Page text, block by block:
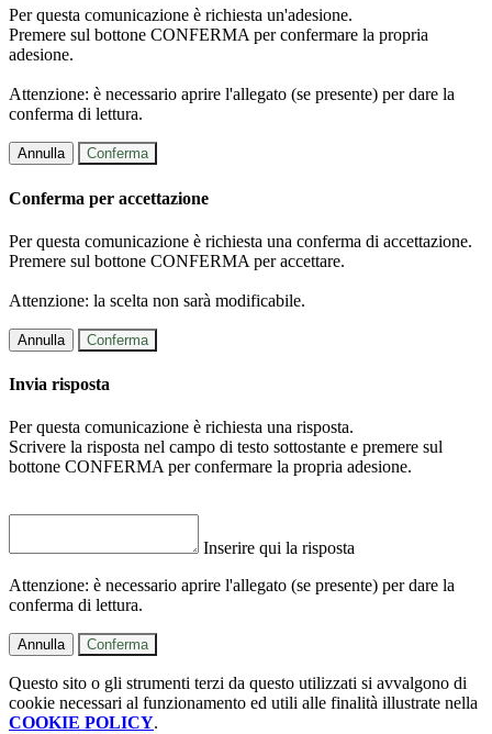
Per questa comunicazione è richiesta un'adesione.
Premere sul bottone CONFERMA per confermare la propria
adesione.
Attenzione: è necessario aprire l'allegato (se presente) per dare la
conferma di lettura.
Annulla Conferma
Conferma per accettazione
Per questa comunicazione è richiesta una conferma di accettazione.
Premere sul bottone CONFERMA per accettare.
Attenzione: la scelta non sarà modificabile.
Annulla Conferma
Invia risposta
Per questa comunicazione è richiesta una risposta.
Scrivere la risposta nel campo di testo sottostante e premere sul
bottone CONFERMA per confermare la propria adesione.
Inserire qui la risposta
Attenzione: è necessario aprire l'allegato (se presente) per dare la
conferma di lettura.
Annulla Conferma
Questo sito o gli strumenti terzi da questo utilizzati si avvalgono di
cookie necessari al funzionamento ed utili alle finalità illustrate nella
COOKIE POLICY.